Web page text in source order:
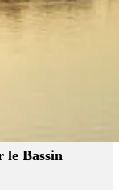
le Bassin